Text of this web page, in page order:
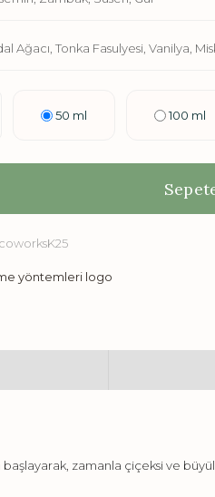
Ağacı, Tonka Fasulyesi, Vanilya,
50 ml 100 ml
zamanla çiçeksi ve